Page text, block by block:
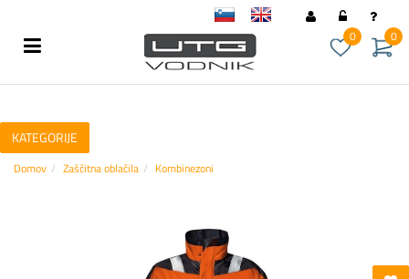
0
0
KATEGORIJE
Domov Zaščitna oblačila Kombinezoni